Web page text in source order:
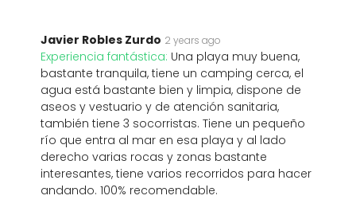
Javier Robles Zurdo 2 years ago
Experiencia fantástica: Una playa muy buena,
bastante tranquila, tiene un camping cerca, el
agua está bastante bien y limpia, dispone de
aseos y vestuario y de atención sanitaria,
también tiene 3 socorristas. Tiene un pequeño
río que entra al mar en esa playa y al lado
derecho varias rocas y zonas bastante
interesantes, tiene varios recorridos para hacer
andando. 100% recomendable.